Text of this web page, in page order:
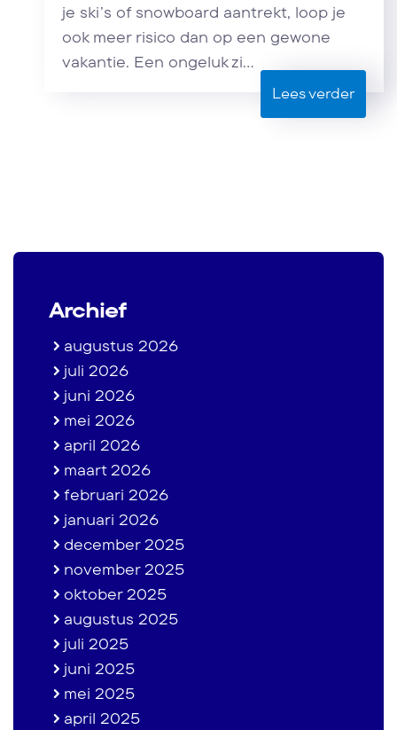
je ski’s of snowboard aantrekt, loop je
ook meer risico dan op een gewone
vakantie. Een ongeluk zi...
Lees verder
Archief
augustus 2026
juli 2026
juni 2026
mei 2026
april 2026
maart 2026
februari 2026
januari 2026
december 2025
november 2025
oktober 2025
augustus 2025
juli 2025
juni 2025
mei 2025
april 2025